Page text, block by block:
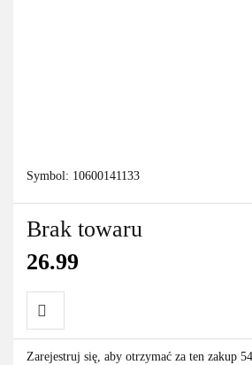
Symbol: 10600141133
Brak towaru
26.99
Do
Zarejestruj się, aby otrzymać za ten zakup